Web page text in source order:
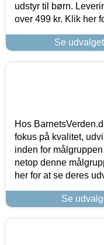
udstyr til børn.
over 499 kr. Klik her
Se
Hos
fokus på kvalitet,
inden for
netop denne
her for at se deres
Se